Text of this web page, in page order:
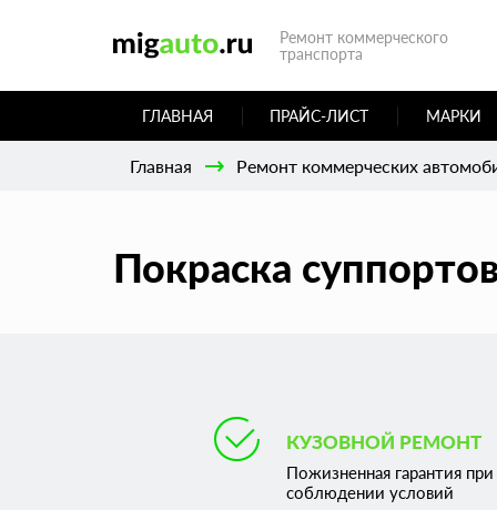
Ремонт коммерческого
транспорта
ГЛАВНАЯ ПРАЙС-ЛИСТ МАРКИ
Главная Ремонт коммерческих
Покраска
КУЗОВНОЙ РЕМОНТ
Пожизненная гарантия при
соблюдении условий